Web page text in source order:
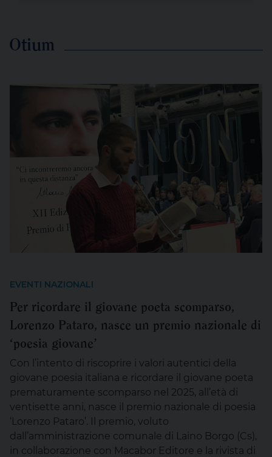
Otium
EVENTI NAZIONALI
Per ricordare il giovane poeta scomparso,
Lorenzo Pataro, nasce un premio nazionale di
‘poesia giovane’
Con l’intento di riscoprire i valori autentici della
giovane poesia italiana e ricordare il giovane poeta
prematuramente scomparso nel 2025, all’età di
ventisette anni, nasce il premio nazionale di poesia
‘Lorenzo Pataro’. Il premio, voluto
dall’amministrazione comunale di Laino Borgo (Cs),
in collaborazione con Macabor Editore e la rivista di